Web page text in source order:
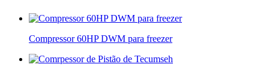
Compressor 60HP DWM para freezer